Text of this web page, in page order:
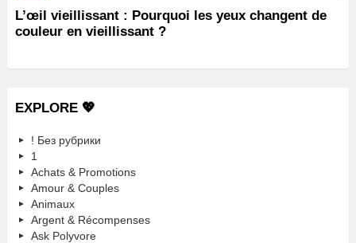
L’œil vieillissant : Pourquoi les yeux changent de
couleur en vieillissant ?
EXPLORE 💖
! Без рубрики
1
Achats & Promotions
Amour & Couples
Animaux
Argent & Récompenses
Ask Polyvore